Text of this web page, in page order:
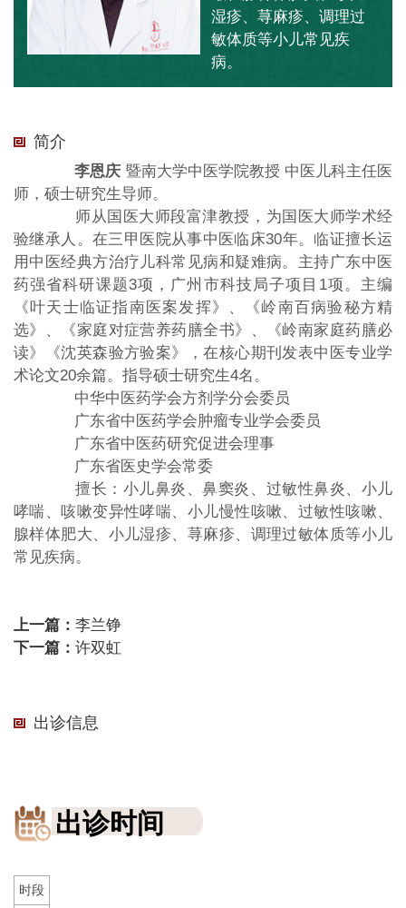
湿疹、荨麻疹、调理过
敏体质等小儿常见疾
病。
简介
李恩庆 暨南大学中医学院教授 中医儿科主任医
师，硕士研究生导师。
师从国医大师段富津教授，为国医大师学术经
验继承人。在三甲医院从事中医临床30年。临证擅长运
用中医经典方治疗儿科常见病和疑难病。主持广东中医
药强省科研课题3项，广州市科技局子项目1项。主编
《叶天士临证指南医案发挥》、《岭南百病验秘方精
选》、《家庭对症营养药膳全书》、《岭南家庭药膳必
读》《沈英森验方验案》，在核心期刊发表中医专业学
术论文20余篇。指导硕士研究生4名。
中华中医药学会方剂学分会委员
广东省中医药学会肿瘤专业学会委员
广东省中医药研究促进会理事
广东省医史学会常委
擅长：小儿鼻炎、鼻窦炎、过敏性鼻炎、小儿
哮喘、咳嗽变异性哮喘、小儿慢性咳嗽、过敏性咳嗽、
腺样体肥大、小儿湿疹、荨麻疹、调理过敏体质等小儿
常见疾病。
上一篇： 李兰铮
下一篇： 许双虹
出诊信息
出诊时间
时段